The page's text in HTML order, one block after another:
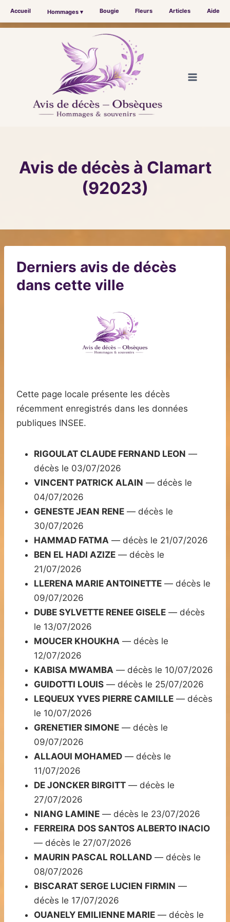
Accueil Hommages ▾ Bougie Fleurs Articles Aide
Avis de décès à Clamart
(92023)
Derniers avis de décès
dans cette ville
Cette page locale présente les décès
récemment enregistrés dans les données
publiques INSEE.
RIGOULAT CLAUDE FERNAND LEON —
décès le 03/07/2026
VINCENT PATRICK ALAIN — décès le
04/07/2026
GENESTE JEAN RENE — décès le
30/07/2026
HAMMAD FATMA — décès le 21/07/2026
BEN EL HADI AZIZE — décès le
21/07/2026
LLERENA MARIE ANTOINETTE — décès le
09/07/2026
DUBE SYLVETTE RENEE GISELE — décès
le 13/07/2026
MOUCER KHOUKHA — décès le
12/07/2026
KABISA MWAMBA — décès le 10/07/2026
GUIDOTTI LOUIS — décès le 25/07/2026
LEQUEUX YVES PIERRE CAMILLE — décès
le 10/07/2026
GRENETIER SIMONE — décès le
09/07/2026
ALLAOUI MOHAMED — décès le
11/07/2026
DE JONCKER BIRGITT — décès le
27/07/2026
NIANG LAMINE — décès le 23/07/2026
FERREIRA DOS SANTOS ALBERTO INACIO
— décès le 27/07/2026
MAURIN PASCAL ROLLAND — décès le
08/07/2026
BISCARAT SERGE LUCIEN FIRMIN —
décès le 17/07/2026
OUANELY EMILIENNE MARIE — décès le